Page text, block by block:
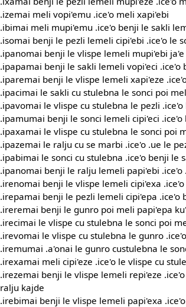
.izemai meli vopi'emu .ice'o meli xapi'ebi
.ibimai meli mupi'emu .ice'o benji le sakli
.isomai benji le pezli lemeli cipi'ebi .ice'o le
.ipanomai benji le vlispe lemeli mupi'ebi
.ipapamai benji le sakli lemeli vopi'eci
.iparemai benji le vlispe lemeli xapi'eze
.ipacimai le sakli cu stulebna le sonci poi
.ipavomai le vlispe cu stulebna le pezli
.ipamumai benji le sonci lemeli cipi'eci
.ipaxamai le vlispe cu stulebna le sonci poi
.ipazemai le ralju cu se marbi .ice'o .ue le
.ipabimai le sonci cu stulebna .ice'o benji
.ipanomai benji le ralju lemeli papi'ebi .ice'o
.irenomai benji le vlispe lemeli cipi'exa
.irepamai benji le pezli lemeli cipi'epa .ice'o
.ireremai benji le gunro poi meli papi'epa
.irecimai le vlispe cu stulebna le sonci poi
.irevomai le vlispe cu stulebna le gunro
.iremumai .a'onai le gunro custulebna le
.irexamai meli cipi'eze .ice'o le vlispe cu
.irezemai benji le vlispe lemeli repi'eze
ralju kajde
.irebimai benji le vlispe lemeli papi'exa